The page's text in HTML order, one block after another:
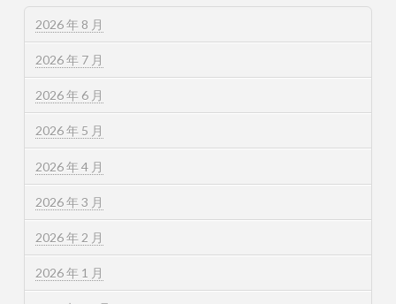
2026 年 8 月
2026 年 7 月
2026 年 6 月
2026 年 5 月
2026 年 4 月
2026 年 3 月
2026 年 2 月
2026 年 1 月